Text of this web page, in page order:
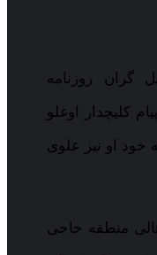
گران روزنامه
کلیچدار اوغلو
خود او نیز علوی
منطقه حاجی